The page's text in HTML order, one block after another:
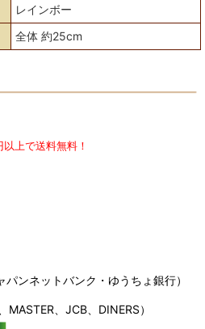
レインボー
全体 約25cm
上で送料無料！
ンネットバンク・ゆうちょ銀行）
、JCB、DINERS）